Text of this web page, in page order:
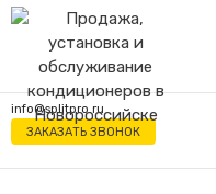
Перейти
содержимому
info@splitpro.ru
ЗАКАЗАТЬ ЗВОНОК